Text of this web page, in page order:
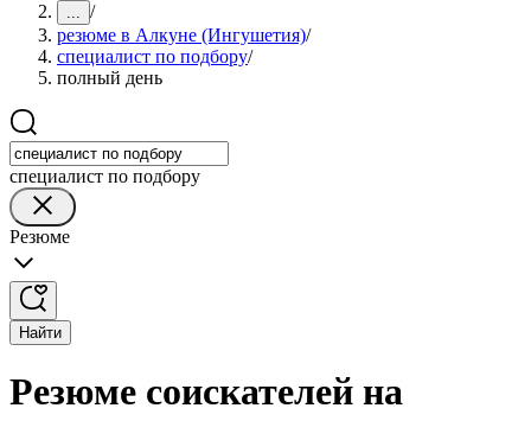
... /
резюме в Алкуне (Ингушетия)/
специалист по подбору/
полный день
специалист по подбору
Резюме
Найти
Резюме соискателей на